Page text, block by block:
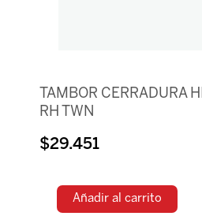
TAMBOR CERRADURA
RH TWN
$29.451
Añadir al carrito